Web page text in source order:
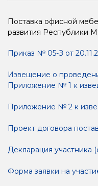
Поставка офисной
развития Республики
Приказ № 05-З от
Извещение о
Приложение № 1 к
Приложение № 2 к
Проект договора
Декларация участника
Форма заявки на